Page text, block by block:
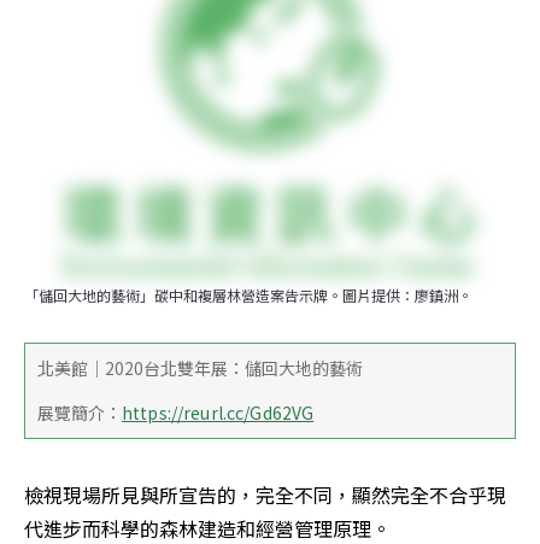
「儲回大地的藝術」碳中和複層林營造案告示牌。圖片提供：廖鎮洲。
北美館｜2020台北雙年展：儲回大地的藝術
展覽簡介： https://reurl.cc/Gd62VG
檢視現場所見與所宣告的，完全不同，顯然完全不合乎現
代進步而科學的森林建造和經營管理原理。